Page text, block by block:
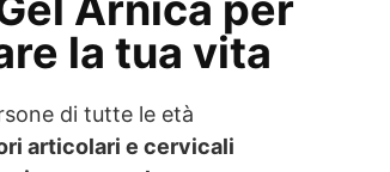
la tua vita
di tutte le età
articolari e cervicali